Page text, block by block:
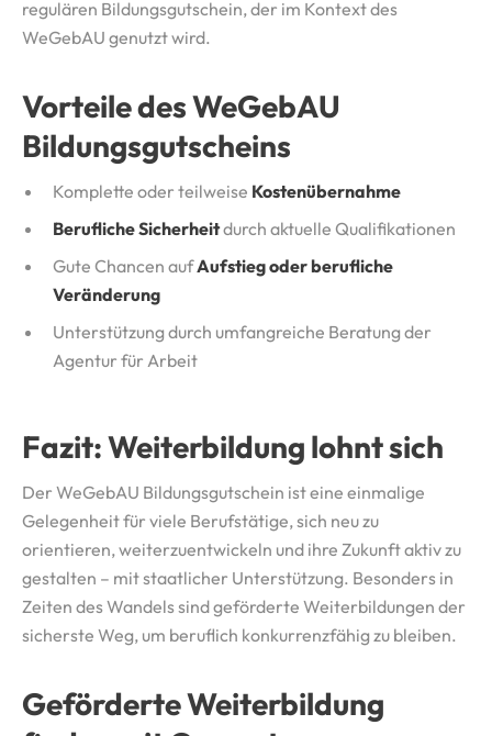
regulären Bildungsgutschein, der im Kontext des
WeGebAU genutzt wird.
Vorteile des WeGebAU
Bildungsgutscheins
Komplette oder teilweise Kostenübernahme
Berufliche Sicherheitdurch aktuelle Qualifikationen
Gute Chancen aufAufstieg oder berufliche
Veränderung
Unterstützung durch umfangreiche Beratung der
Agentur für Arbeit
Fazit: Weiterbildung lohnt sich
Der WeGebAU Bildungsgutschein ist eine einmalige
Gelegenheit für viele Berufstätige, sich neu zu
orientieren, weiterzuentwickeln und ihre Zukunft aktiv zu
gestalten – mit staatlicher Unterstützung. Besonders in
Zeiten des Wandels sind geförderte Weiterbildungen der
sicherste Weg, um beruflich konkurrenzfähig zu bleiben.
Geförderte Weiterbildung